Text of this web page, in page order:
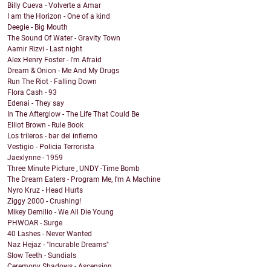
Billy Cueva - Volverte a Amar
I am the Horizon - One of a kind
Deegie - Big Mouth
The Sound Of Water - Gravity Town
Aamir Rizvi - Last night
Alex Henry Foster - I'm Afraid
Dream & Onion - Me And My Drugs
Run The Riot - Falling Down
Flora Cash - 93
Edenai - They say
In The Afterglow - The Life That Could Be
Elliot Brown - Rule Book
Los trileros - bar del infierno
Vestigio - Policia Terrorista
Jaexlynne - 1959
Three Minute Picture , UNDY -Time Bomb
The Dream Eaters - Program Me, I'm A Machine
Nyro Kruz - Head Hurts
Ziggy 2000 - Crushing!
Mikey Demilio - We All Die Young
PHWOAR - Surge
40 Lashes - Never Wanted
Naz Hejaz - "Incurable Dreams"
Slow Teeth - Sundials